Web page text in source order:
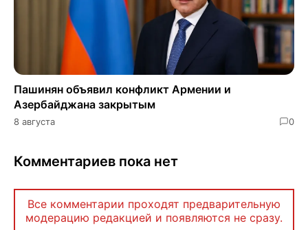
Пашинян объявил конфликт Армении и
Азербайджана закрытым
8 августа 0
Комментариев пока нет
Все комментарии проходят предварительную
модерацию редакцией и появляются не сразу.